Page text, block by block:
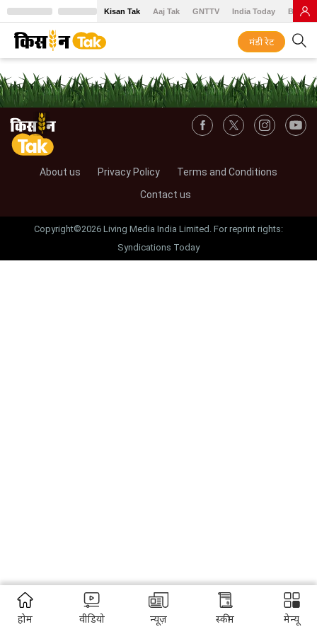
Kisan Tak Aaj Tak GNTTV India Today BT
मंडी रेट
About us Privacy Policy
Terms and Conditions
Contact us
Copyright©2026 Living Media India Limited. For reprint rights:
Syndications Today
होम वीडियो न्यूज़ स्कीम मेन्यू